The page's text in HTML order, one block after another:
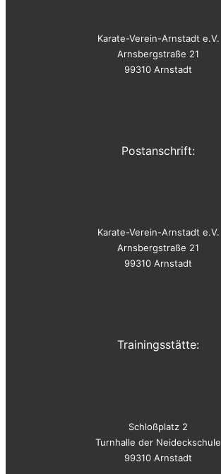
Karate-Verein-Arnstadt e.V.
Arnsbergstraße 21
99310 Arnstadt
Postanschrift:
Karate-Verein-Arnstadt e.V.
Arnsbergstraße 21
99310 Arnstadt
Trainingsstätte:
Schloßplatz 2
Turnhalle der Neideckschule
99310 Arnstadt